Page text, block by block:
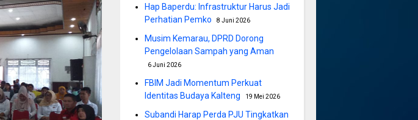
Hap Baperdu: Infrastruktur Harus Jadi
Perhatian Pemko
8 Juni 2026
Musim Kemarau, DPRD Dorong
Pengelolaan Sampah yang Aman
6 Juni 2026
FBIM Jadi Momentum Perkuat
Identitas Budaya Kalteng
19 Mei 2026
Subandi Harap Perda PJU Tingkatkan